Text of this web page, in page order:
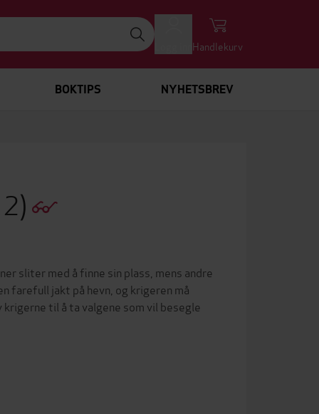
Handlekurv
BOKTIPS NYHETSBREV
sliter med å finne sin plass, mens andre
farefull jakt på hevn, og krigeren må
til å ta valgene som vil besegle